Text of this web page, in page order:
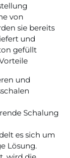
von
sie bereits
und
gefüllt
und
Schalung
es sich um
Lösung.